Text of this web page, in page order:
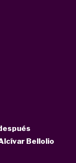
Bellolio